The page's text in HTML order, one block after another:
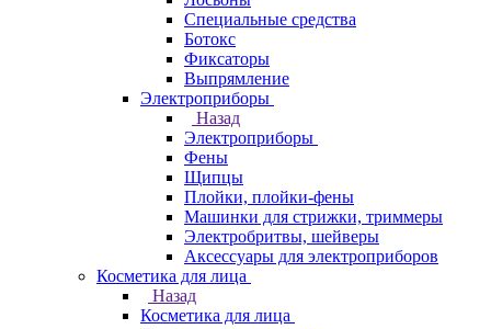
Специальные средства
Ботокс
Фиксаторы
Выпрямление
Электроприборы
Назад
Электроприборы
Фены
Щипцы
Плойки, плойки-фены
Машинки для стрижки, триммеры
Электробритвы, шейверы
Аксессуары для электроприборов
Косметика для лица
Назад
Косметика для лица